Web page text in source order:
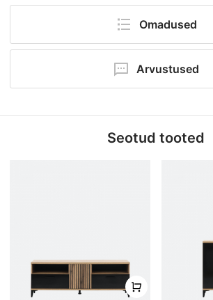
Omadused
39 × 67 × 194 cm
Kõrgus: 194 cm
Laius: 67 cm
39 cm
Arvustused
Ole esimene kommenteerija!
Seotud tooted